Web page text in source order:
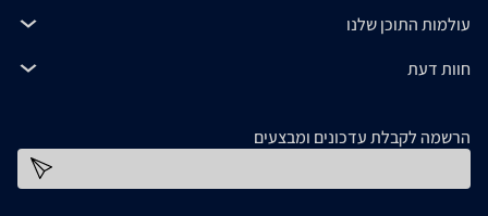
עולמות התוכן שלנו
חוות דעת
הרשמה לקבלת עדכונים ומבצעים